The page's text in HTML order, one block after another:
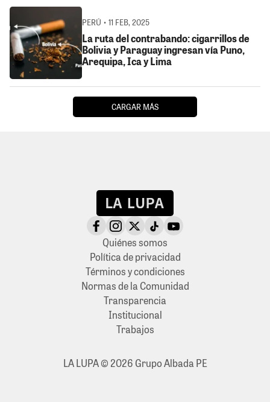
PERÚ • 11 FEB, 2025
La ruta del contrabando: cigarrillos de
Bolivia y Paraguay ingresan vía Puno,
Arequipa, Ica y Lima
CARGAR MÁS
Quiénes somos
Política de privacidad
Términos y condiciones
Normas de la Comunidad
Transparencia
Institucional
Trabajos
LA LUPA © 2026 Grupo Albada PE